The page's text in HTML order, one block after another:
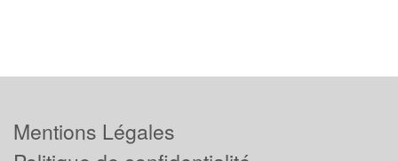
Mentions Légales